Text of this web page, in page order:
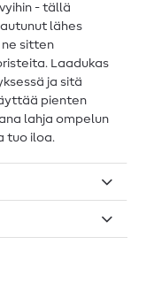
- tällä
lähes
ne sitten
Laadukas
ja sitä
pienten
lahja ompelun
tuo iloa.